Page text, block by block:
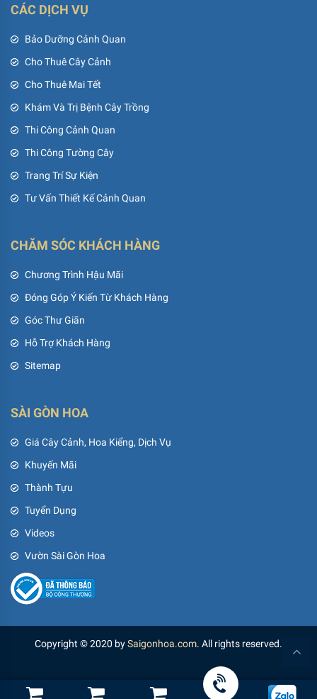
CÁC DỊCH VỤ
Bảo Dưỡng Cảnh Quan
Cho Thuê Cây Cảnh
Cho Thuê Mai Tết
Khám Và Trị Bệnh Cây Trồng
Thi Công Cảnh Quan
Thi Công Tường Cây
Trang Trí Sự Kiện
Tư Vấn Thiết Kế Cảnh Quan
CHĂM SÓC KHÁCH HÀNG
Chương Trình Hậu Mãi
Đóng Góp Ý Kiến Từ Khách Hàng
Góc Thư Giãn
Hỗ Trợ Khách Hàng
Sitemap
SÀI GÒN HOA
Giá Cây Cảnh, Hoa Kiểng, Dịch Vụ
Khuyến Mãi
Thành Tựu
Tuyển Dụng
Videos
Vườn Sài Gòn Hoa
Copyright © 2020 bySaigonhoa.com. All rights reserved.